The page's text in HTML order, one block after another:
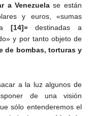
a Venezuelase están
y euros, «sumas
[14]»destinadas a
y por tanto objeto de
de bombas, torturas y
a la luz algunos de
de una visión
sólo entenderemos el